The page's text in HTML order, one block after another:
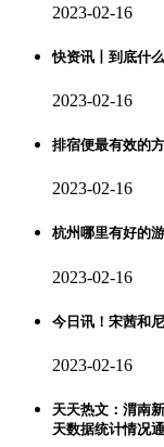
2023-02-16
快资讯丨到底什
2023-02-16
排宿便最有效的
2023-02-16
杭州哪里有好的
2023-02-16
今日讯！宋茜和
2023-02-16
天天热文：渭南
天数据统计情况